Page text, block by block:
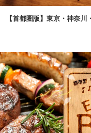
【首都圏版】東京・神奈